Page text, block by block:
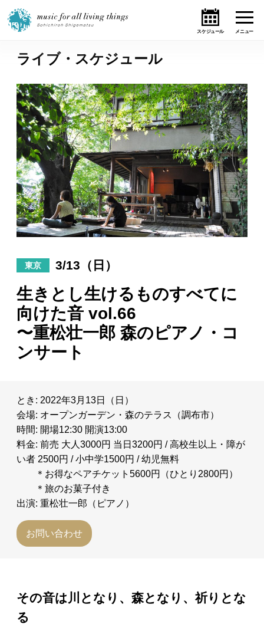
ホーム
ニュース
テーマ
ライブ・スケジュール
作品
オンライン・ショップ
日々のレポート
Specials
プロフィール
お問い合わせ
ライブ・スケジュール
東京 3/13（日）
生きとし生けるものすべてに
向けた音 vol.66
〜重松壮一郎 森のピアノ・コ
ンサート
とき: 2022年3月13日（日）
会場: オープンガーデン・森のテラス（調布市）
時間: 開場12:30 開演13:00
料金: 前売 大人3000円 当日3200円 / 高校生以上・障が
い者 2500円 / 小中学1500円 / 幼児無料
＊お得なペアチケット5600円（ひとり2800円）
＊旅のお菓子付き
出演: 重松壮一郎（ピアノ）
お問い合わせ
その音は川となり、森となり、祈りとな
る